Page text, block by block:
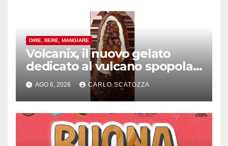
DIRE, BERE, MANGIARE
Volcanix, il nuovo gelato
dedicato al vulcano spopola,
è nato a Caivano
AGO 6, 2026 CARLO SCATOZZA